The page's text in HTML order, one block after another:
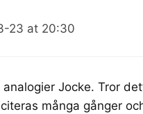
23 at 20:30
Jocke. Tror
många gånger